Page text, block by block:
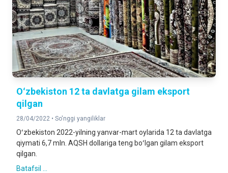
Oʻzbekiston 12 ta davlatga gilam eksport
qilgan
28/04/2022 • So'nggi yangiliklar
Oʻzbekiston 2022-yilning yanvar-mart oylarida 12 ta davlatga
qiymati 6,7 mln. AQSH dollariga teng boʻlgan gilam eksport
qilgan.
Batafsil ...